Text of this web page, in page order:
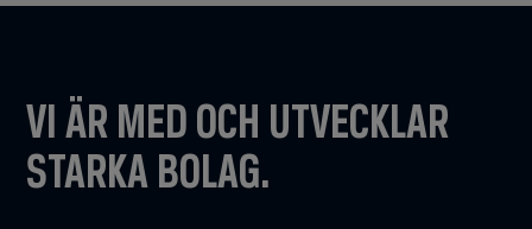
VI ÄR MED OCH UTVECKLAR
STARKA BOLAG.